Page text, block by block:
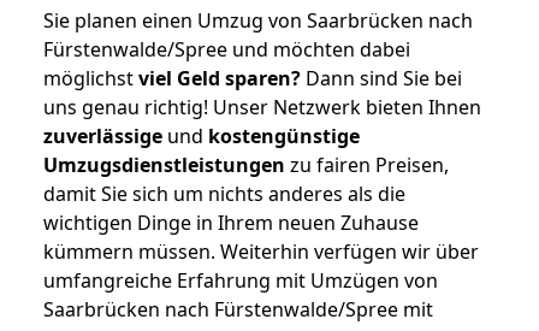
Sie planen einen Umzug von Saarbrücken nach
Fürstenwalde/Spree und möchten dabei
möglichstviel Geld sparen? Dann sind Sie bei
uns genau richtig! Unser Netzwerk bieten Ihnen
zuverlässige und kostengünstige
Umzugsdienstleistungen zu fairen Preisen,
damit Sie sich um nichts anderes als die
wichtigen Dinge in Ihrem neuen Zuhause
kümmern müssen. Weiterhin verfügen wir über
umfangreiche Erfahrung mit Umzügen von
Saarbrücken nach Fürstenwalde/Spree mit